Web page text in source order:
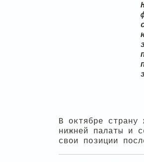
В октябре страну
нижней палаты и
свои позиции